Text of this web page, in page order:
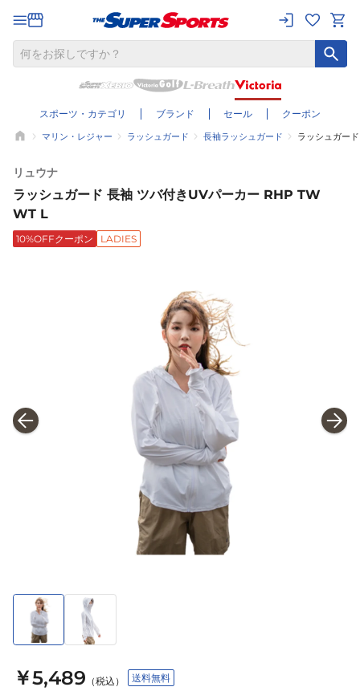
スポーツ・カテゴリ ブランド セール クーポン
マリン・レジャー ラッシュガード 長袖ラッシュガード ラッシュガー
リュウナ
ラッシュガード 長袖 ツバ付きUVパーカー RHP TW
WT L
10%OFFクーポン LADIES
￥5,489 （税込） 送料無料